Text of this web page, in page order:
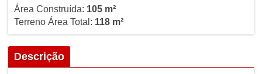
Área Construída: 105 m²
Terreno Área Total: 118 m²
Descrição